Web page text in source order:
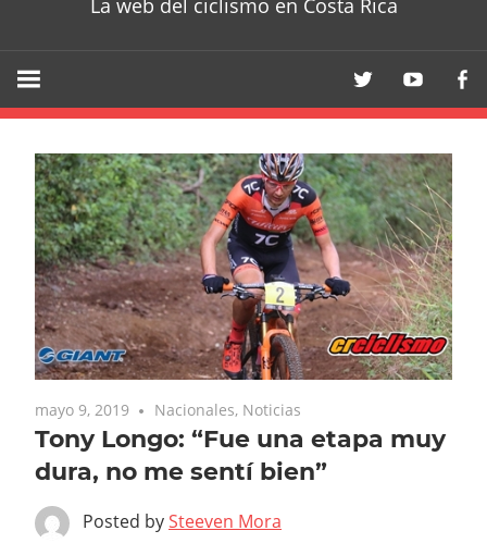
La web del ciclismo en Costa Rica
mayo 9, 2019 Nacionales, Noticias
Tony Longo: “Fue una etapa muy
dura, no me sentí bien”
Posted bySteeven Mora